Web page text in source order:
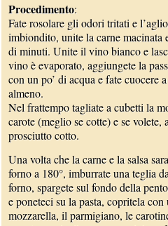
Procedimento:
Fate rosolare gli odori tritati e
imbiondito, unite la carne macinata
di minuti. Unite il vino bianco e
vino è evaporato, aggiungete la
con un po’ di acqua e fate cuocere
almeno.
Nel frattempo tagliate a cubetti la
carote (meglio se cotte) e se
prosciutto cotto.
Una volta che la carne e la salsa
forno a 180°, imburrate una teglia
forno, spargete sul fondo della
e poneteci su la pasta, copritela con
mozzarella, il parmigiano, le